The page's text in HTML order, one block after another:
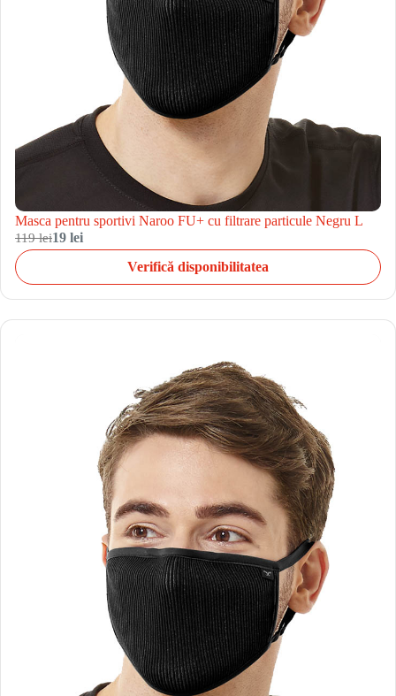
Masca pentru sportivi Naroo FU+ cu filtrare particule Negru L
119 lei19 lei
Verifică disponibilitatea